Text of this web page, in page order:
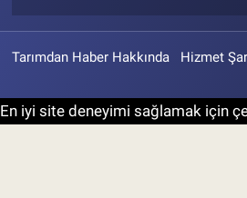
Tarımdan Haber Hakkında Hizmet
En iyi site deneyimi sağlamak için